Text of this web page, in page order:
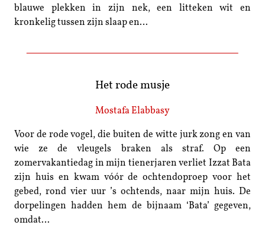
blauwe plekken in zijn nek, een litteken wit en
kronkelig tussen zijn slaap en…
Het rode musje
Mostafa Elabbasy
Voor de rode vogel, die buiten de witte jurk zong en van
wie ze de vleugels braken als straf. Op een
zomervakantiedag in mijn tienerjaren verliet Izzat Bata
zijn huis en kwam vóór de ochtendoproep voor het
gebed, rond vier uur ’s ochtends, naar mijn huis. De
dorpelingen hadden hem de bijnaam ‘Bata’ gegeven,
omdat…